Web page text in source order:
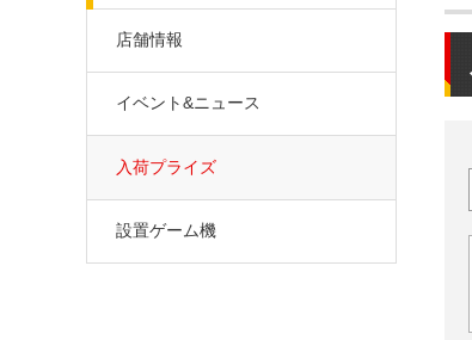
店舗情報
イベント&ニュース
入荷プライズ
設置ゲーム機